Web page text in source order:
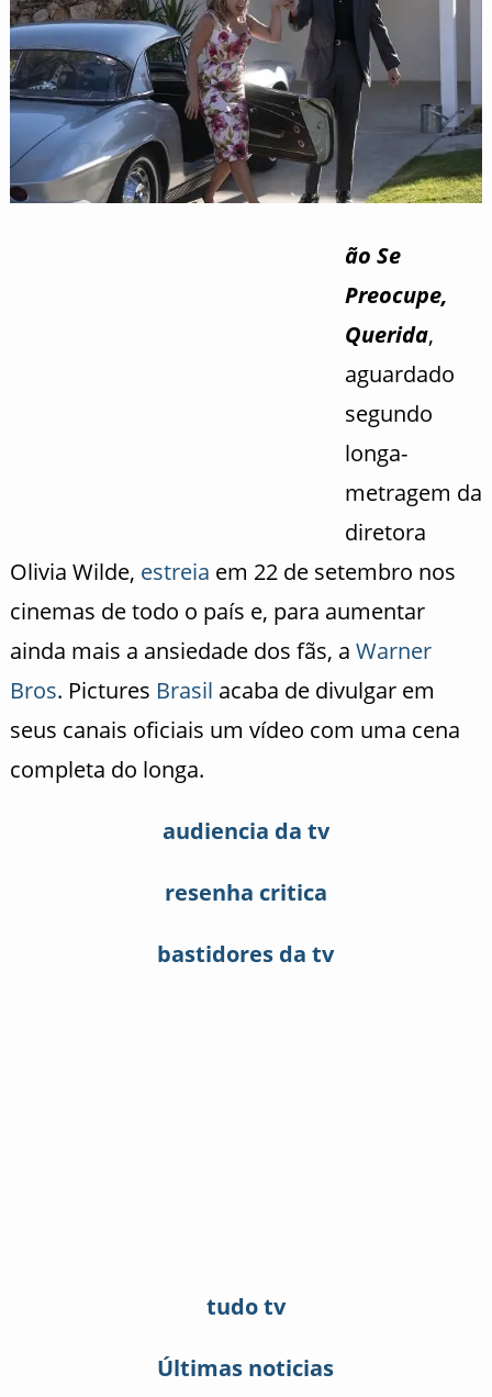
ão Se
Preocupe,
Querida,
aguardado
segundo
longa-
metragem da
diretora
Olivia Wilde, estreia em 22 de setembro nos
cinemas de todo o país e, para aumentar
ainda mais a ansiedade dos fãs, a Warner
Bros. Pictures Brasil acaba de divulgar em
seus canais oficiais um vídeo com uma cena
completa do longa.
audiencia da tv
resenha critica
bastidores da tv
tudo tv
Últimas noticias